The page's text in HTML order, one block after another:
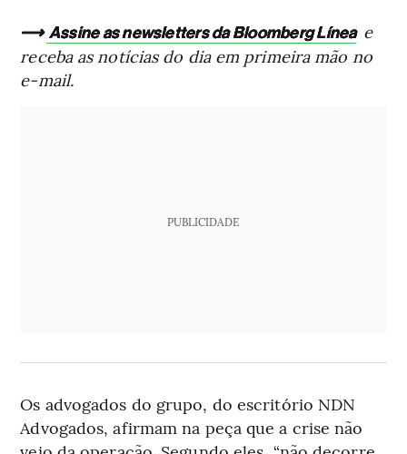
⟶ Assine as newsletters da Bloomberg Línea e
receba as notícias do dia em primeira mão no
e-mail.
PUBLICIDADE
Os advogados do grupo, do escritório NDN
Advogados, afirmam na peça que a crise não